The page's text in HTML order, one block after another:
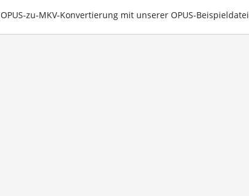
OPUS-zu-MKV-Konvertierung mit unserer OPUS-Beispieldatei